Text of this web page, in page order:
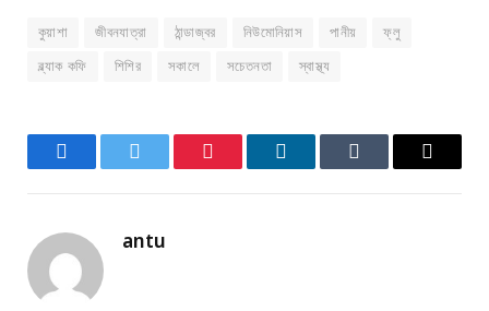
কুয়াশা জীবনযাত্রা ঠান্ডাজ্বর নিউমোনিয়াস পানীয় ফ্লু
ব্ল্যাক কফি শিশির সকালে সচেতনতা স্বাস্থ্য
FacebookTwitter PinterestLinkedInTumblr Email
antu